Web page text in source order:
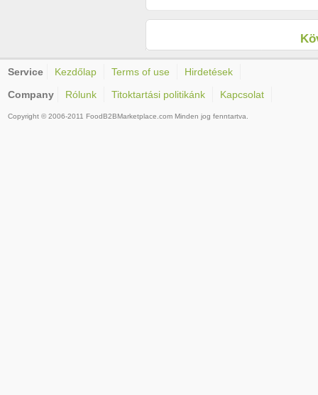
Service Kezdőlap Terms of use
Hirdetések
Company
Rólunk Titoktartási politikánk Kapcsolat
Copyright © 2006-2011 FoodB2BMarketplace.com Minden jog fenntartva.